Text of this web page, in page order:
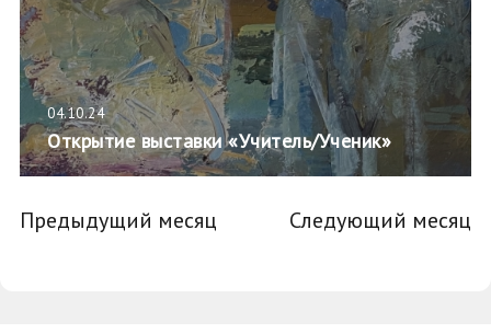
04.10.24
Открытие выставки «Учитель/Ученик»
Предыдущий месяц Следующий месяц